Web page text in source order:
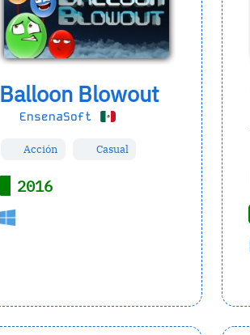
Balloon Blowout
EnsenaSoft
Acción Casual
2016